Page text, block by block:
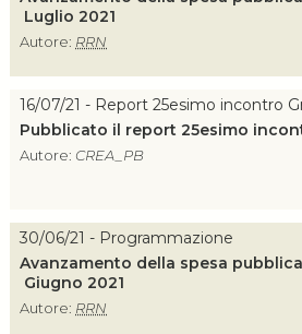
Luglio 2021
Autore: RRN
16/07/21 - Report 25esimo incontro
Pubblicato il report 25esimo
Autore: CREA_PB
30/06/21 - Programmazione
Avanzamento della spesa
Giugno 2021
Autore: RRN